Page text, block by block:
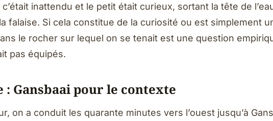
inattendu et le petit était curieux, sortant la tête de
falaise. Si cela constitue de la curiosité ou est simplement
le rocher sur lequel on se tenait est une question
pas équipés.
: Gansbaai pour le contexte
on a conduit les quarante minutes vers l’ouest jusqu’à